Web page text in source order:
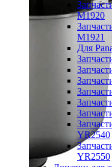
M1920
M1921
Для
YR2540
YR2550